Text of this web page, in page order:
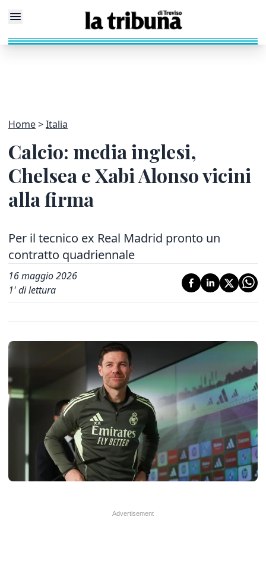
Home Italia
Calcio: media inglesi,
Chelsea e Xabi Alonso vicini
alla firma
Per il tecnico ex Real Madrid pronto un
contratto quadriennale
16 maggio 2026
1' di lettura